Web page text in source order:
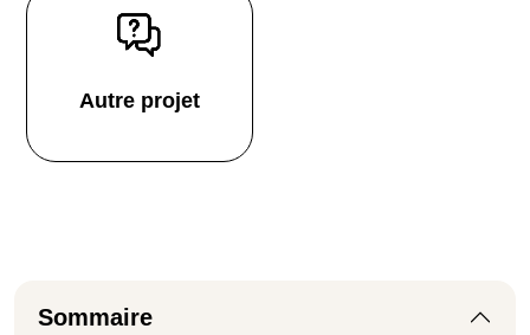
Autre projet
Sommaire